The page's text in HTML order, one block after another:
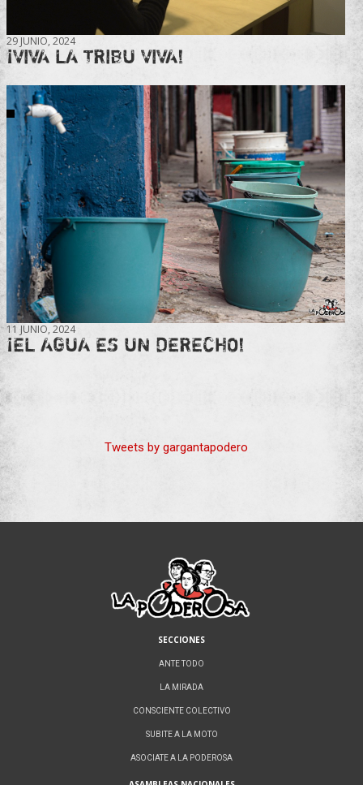
29 JUNIO, 2024
¡VIVA LA TRIBU VIVA!
11 JUNIO, 2024
¡EL AGUA ES UN DERECHO!
Tweets by gargantapodero
SECCIONES
ANTE TODO
LA MIRADA
CONSCIENTE COLECTIVO
SUBITE A LA MOTO
ASOCIATE A LA PODEROSA